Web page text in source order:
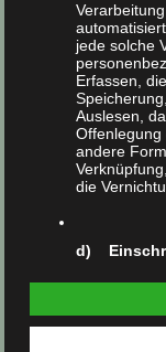
=
Eine gute und
, sondern im
sommerliche
jede solche
Erfassen,
Auslesen,
andere
die
d)
ihre